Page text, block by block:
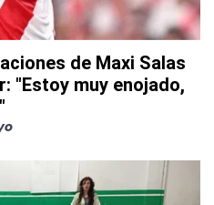
de Maxi Salas
"Estoy muy enojado,